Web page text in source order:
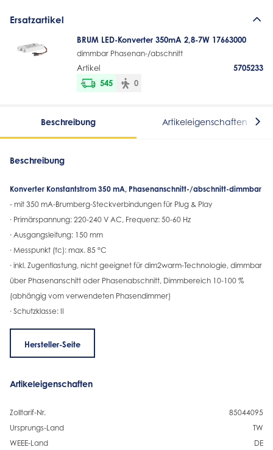
Beschreibung Artikeleigenschaften
Beschreibung
Konverter Konstantstrom 350 mA, Phasenanschnitt-/abschnitt-dimmbar
- mit 350 mA-Brumberg-Steckverbindungen für Plug & Play
· Primärspannung: 220-240 V AC, Frequenz: 50-60 Hz
· Ausgangsleitung: 150 mm
· Messpunkt (tc): max. 85 °C
· inkl. Zugentlastung, nicht geeignet für dim2warm-Technologie, dimmbar
über Phasenanschitt oder Phasenabschnitt, Dimmbereich 10-100 %
(abhängig vom verwendeten Phasendimmer)
· Schutzklasse: II
Hersteller-Seite
Artikeleigenschaften
Zolltarif-Nr.
85044095
Ursprungs-Land
TW
WEEE-Land
DE
Ersatzartikel
BRUM LED-Konverter 350mA 2,8-7W 17663000
dimmbar Phasenan-/abschnitt
Artikel
5705233
545
0